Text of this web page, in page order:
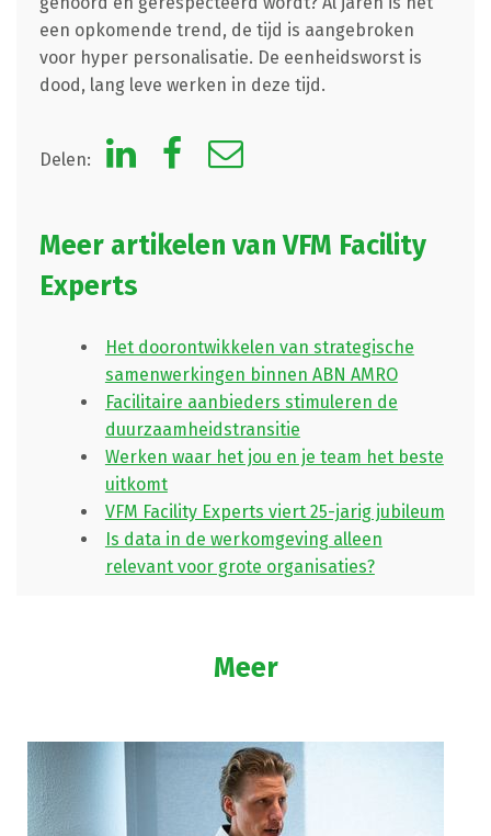
een opkomende trend, de tijd is aangebroken
voor hyper personalisatie. De eenheidsworst is
dood, lang leve werken in deze tijd.
Delen:
Meer artikelen van VFM Facility
Experts
Het doorontwikkelen van strategische
samenwerkingen binnen ABN AMRO
Facilitaire aanbieders stimuleren de
duurzaamheidstransitie
Werken waar het jou en je team het beste
uitkomt
VFM Facility Experts viert 25-jarig jubileum
Is data in de werkomgeving alleen
relevant voor grote organisaties?
Meer